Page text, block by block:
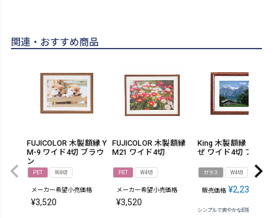
関連・おすすめ商品
FUJICOLOR 木製額縁 Y
M-9 ワイド4切 ブラウ
ン
PET W4切
メーカー希望小売価格
¥3,520
FUJICOLOR 木製額縁
M21 ワイド4切
PET W4切
メーカー希望小売価格
¥3,520
King 木製額縁 すずか
ぜ ワイド4切 ブラウ
ガラス W4切
販売価格 ¥2,233
シンプルで爽やかな印象の木製額